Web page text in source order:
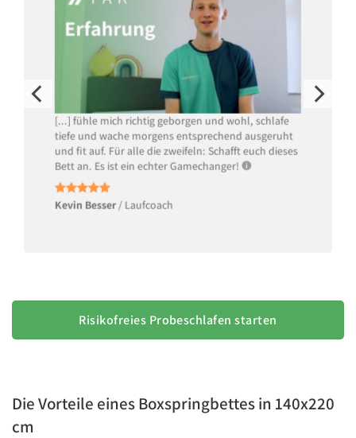
[...] fühle mich richtig geborgen und wohl, schlafe
tiefe und wache morgens entsprechend ausgeruht
und fit auf. Für alle die zweifeln: Schafft euch dieses
Bett an. Es ist ein echter Gamechanger!
Kevin Besser/ Laufcoach
Risikofreies Probeschlafen starten
Die Vorteile eines Boxspringbettes in 140x220
cm